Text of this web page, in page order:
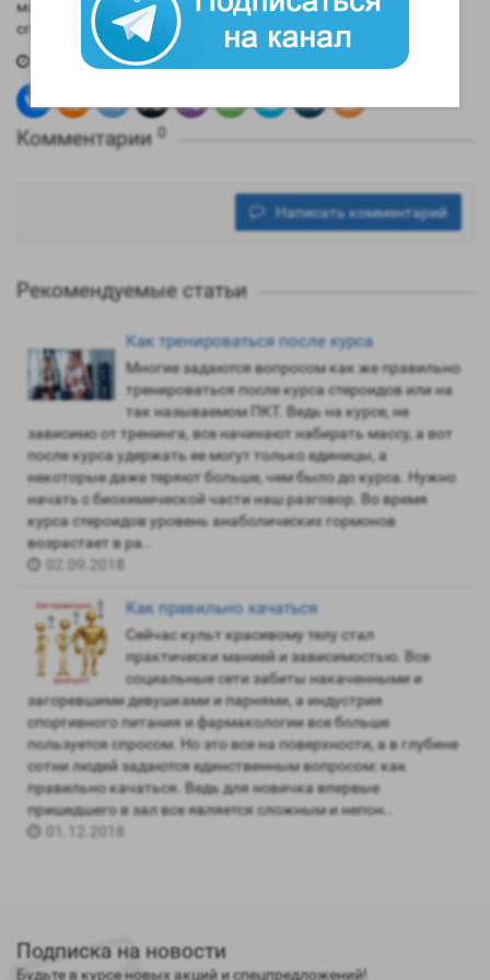
максимально эффективной и даст вам толчок к повышению
спортивных результатов.
29.05.2019
Комментарии 0
Написать комментарий
Рекомендуемые статьи
Как тренироваться после курса
Многие задаются вопросом как же правильно
тренироваться после курса стероидов или на
так называемом ПКТ. Ведь на курсе, не
зависимо от тренинга, все начинают набирать массу, а вот
после курса удержать ее могут только единицы, а
некоторые даже теряют больше, чем было до курса. Нужно
начать с биохимической части наш разговор. Во время
курса стероидов уровень анаболических гормонов
возрастает в ра..
02.09.2018
Как правильно качаться
Сейчас культ красивому телу стал
практически манией и зависимостью. Все
социальные сети забиты накаченными и
загоревшими девушками и парнями, а индустрия
спортивного питания и фармакологии все больше
пользуется спросом. Но это все на поверхности, а в глубине
сотни людей задаются единственным вопросом: как
правильно качаться. Ведь для новичка впервые
пришедшего в зал все является сложным и непон..
01.12.2018
Подписка на новости
Будьте в курсе новых акций и спецпредложений!